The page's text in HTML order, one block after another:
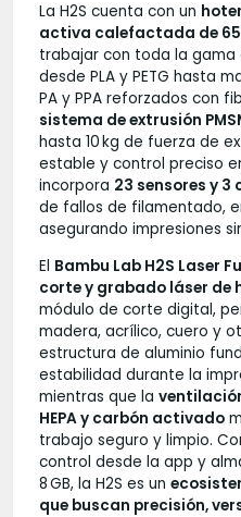
La H2S cuenta con un
activa calefactada de 65
trabajar con toda la gama
desde PLA y PETG hasta
PA y PPA reforzados con
sistema de extrusión
hasta 10 kg de fuerza de
estable y control preciso
incorpora 23 sensores y 3
de fallos de filamentado,
asegurando impresiones
El Bambu Lab H2S Laser
corte y grabado láser de
módulo de corte digital,
madera, acrílico, cuero y
estructura de aluminio
estabilidad durante la
mientras que la
HEPA y carbón activado
trabajo seguro y limpio.
control desde la app y
8 GB, la H2S es un
que buscan precisión,